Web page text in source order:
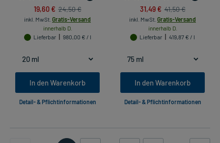
19,60 € 24,50 €
inkl. MwSt. Gratis-Versand
innerhalb D.
Lieferbar
980,00 € / l
In den Warenkorb
Detail- & Pflichtinformationen
31,49 € 41,50 €
inkl. MwSt. Gratis-Versand
innerhalb D.
Lieferbar
419,87 € / l
In den Warenkorb
Detail- & Pflichtinformationen